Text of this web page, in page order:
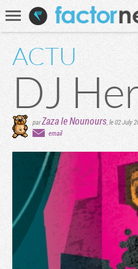
ACTU
DJ
parZaza le Nounours,le 02 July
email